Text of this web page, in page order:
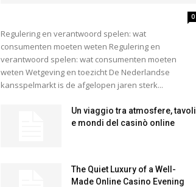
0
Regulering en verantwoord spelen: wat
consumenten moeten weten Regulering en
verantwoord spelen: wat consumenten moeten
weten Wetgeving en toezicht De Nederlandse
kansspelmarkt is de afgelopen jaren sterk...
Un viaggio tra atmosfere, tavoli
e mondi del casinò online
The Quiet Luxury of a Well-
Made Online Casino Evening